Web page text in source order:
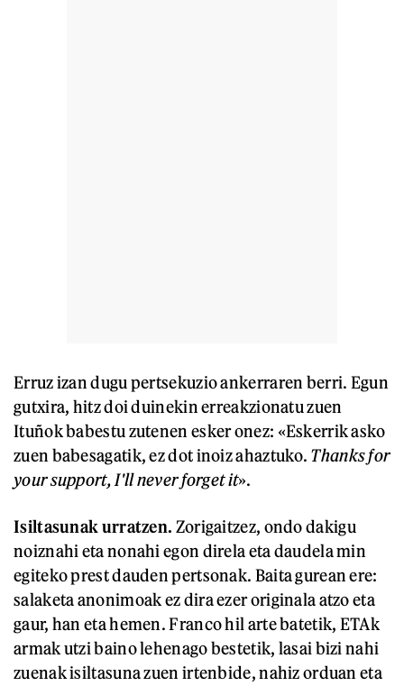
Erruz izan dugu pertsekuzio ankerraren berri. Egun
gutxira, hitz doi duinekin erreakzionatu zuen
Ituñok babestu zutenen esker onez: «Eskerrik asko
zuen babesagatik, ez dot inoiz ahaztuko. Thanks for
your support, I'll never forget it».
Isiltasunak urratzen. Zorigaitzez, ondo dakigu
noiznahi eta nonahi egon direla eta daudela min
egiteko prest dauden pertsonak. Baita gurean ere:
salaketa anonimoak ez dira ezer originala atzo eta
gaur, han eta hemen. Franco hil arte batetik, ETAk
armak utzi baino lehenago bestetik, lasai bizi nahi
zuenak isiltasuna zuen irtenbide, nahiz orduan eta